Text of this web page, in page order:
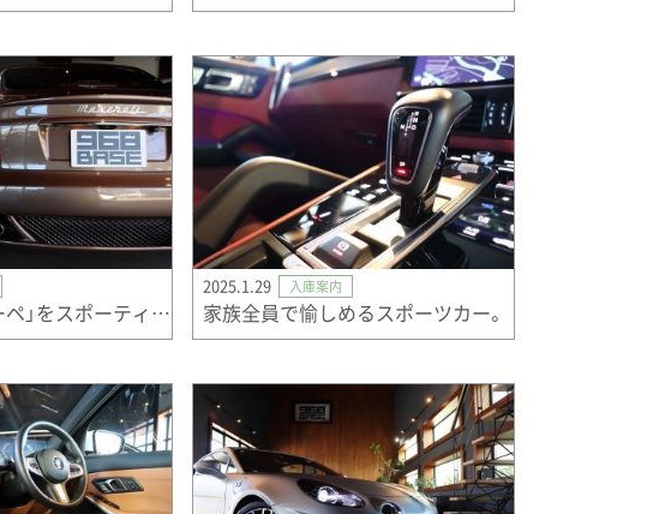
「マセラティクーペ」をスポーティにモディファイした「グランスポーツ」
2025.1.29 入庫案内
家族全員で愉しめるスポーツカー。